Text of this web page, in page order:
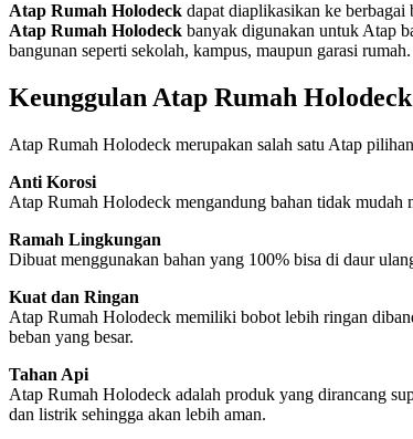
Atap Rumah Holodeck dapat diaplikasikan ke berbagai
Atap Rumah Holodeck banyak digunakan untuk Atap
bangunan seperti sekolah, kampus, maupun garasi rumah.
Keunggulan Atap Rumah Holodeck
Atap Rumah Holodeck merupakan salah satu Atap
Anti Korosi
Atap Rumah Holodeck mengandung bahan tidak mudah
Ramah Lingkungan
Dibuat menggunakan bahan yang 100% bisa di daur
Kuat dan Ringan
Atap Rumah Holodeck memiliki bobot lebih ringan
beban yang besar.
Tahan Api
Atap Rumah Holodeck adalah produk yang dirancang
dan listrik sehingga akan lebih aman.